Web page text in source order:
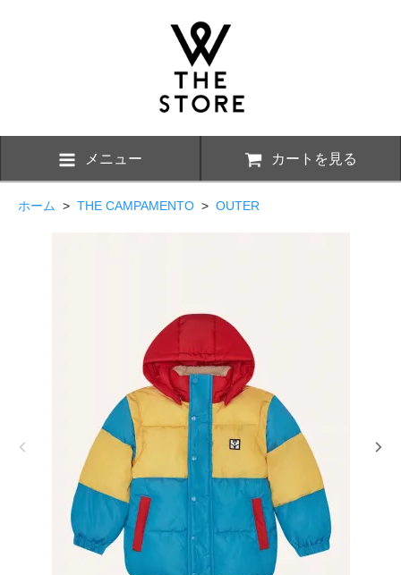
メニュー カートを見る
ホーム > THE CAMPAMENTO > OUTER